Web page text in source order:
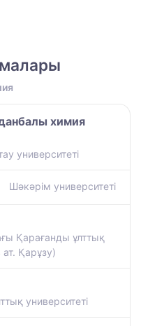
химия
университетi
Шәкәрім университеті
Қарағанды ұлттық
ат. Қарұзу)
университеті